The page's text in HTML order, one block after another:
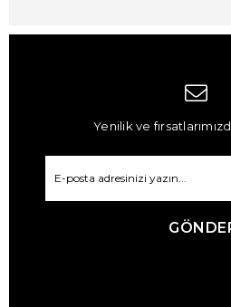
Yenilik ve